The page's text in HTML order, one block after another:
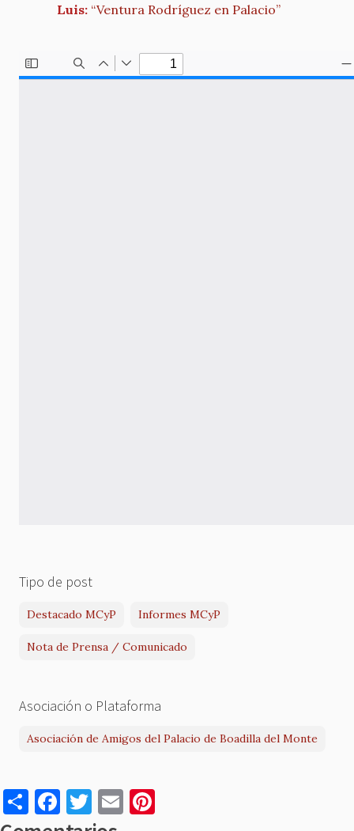
Luis: “Ventura Rodríguez en Palacio”
Tipo de post
Destacado MCyP Informes MCyP
Nota de Prensa / Comunicado
Asociación o Plataforma
Asociación de Amigos del Palacio de Boadilla del Monte
S
h
F
a
T
w
E
m